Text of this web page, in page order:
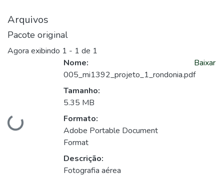
Arquivos
Pacote original
Agora exibindo 1 - 1 de 1
Carregando...
Nome:
005_mi1392_projeto_1_rondonia.pdf
Tamanho:
5.35 MB
Formato:
Adobe Portable Document
Format
Descrição:
Fotografia aérea
Baixar